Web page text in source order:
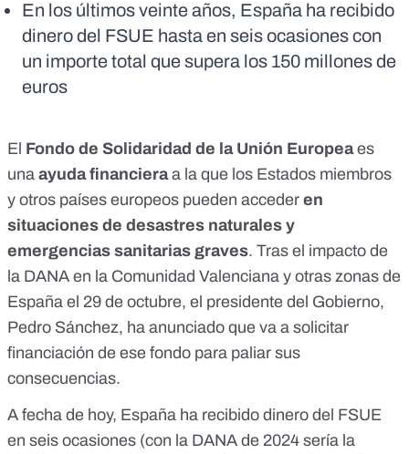
En los últimos veinte años, España ha recibido
dinero del FSUE hasta en seis ocasiones con
un importe total que supera los 150 millones de
euros
El Fondo de Solidaridad de la Unión Europeaes
una ayuda financieraa la que los Estados miembros
y otros países europeos pueden acceder en
situaciones de desastres naturales y
emergencias sanitarias graves. Tras el impacto de
la DANA en la Comunidad Valenciana y otras zonas de
España el 29 de octubre, el presidente del Gobierno,
Pedro Sánchez, ha anunciado que va a solicitar
financiación de ese fondo para paliar sus
consecuencias.
A fecha de hoy, España ha recibido dinero del FSUE
en seis ocasiones (con la DANA de 2024 sería la